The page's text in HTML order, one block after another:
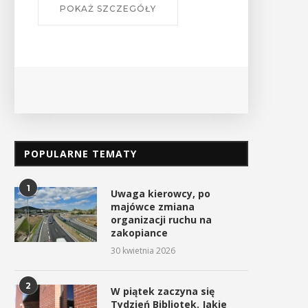
POKAŻ SZCZEGÓŁY
POPULARNE TEMATY
1
Uwaga kierowcy, po
majówce zmiana
organizacji ruchu na
zakopiance
30 kwietnia 2026
2
W piątek zaczyna się
Tydzień Bibliotek. Jakie